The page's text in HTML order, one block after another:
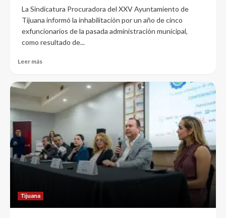
La Sindicatura Procuradora del XXV Ayuntamiento de
Tijuana informó la inhabilitación por un año de cinco
exfuncionarios de la pasada administración municipal,
como resultado de...
Leer más
Tijuana